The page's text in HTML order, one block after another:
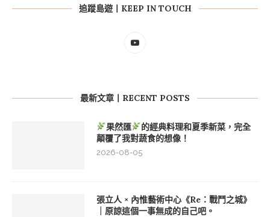
追蹤島遊丨KEEP IN TOUCH
最新文章丨RECENT POSTS
果然匯
的經典料理和夏季新菜，完全
顛覆了我對蔬食的想像！
2026-08-05
張立人 × 內惟藝術中心《Re：戰鬥之城》
｜原諒這個一事無成的自己吧。